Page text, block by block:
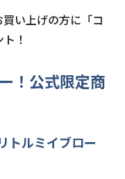
い上げの方に「コ
！
！公式限定商
ルミイブロー